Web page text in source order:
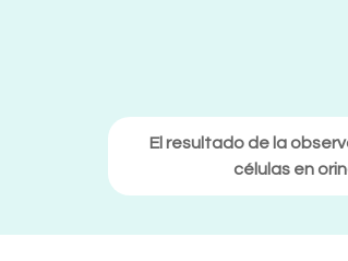
El resultado de la
células en